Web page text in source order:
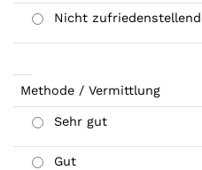
Nicht zufriedenstellend
Methode / Vermittlung
Sehr gut
Gut